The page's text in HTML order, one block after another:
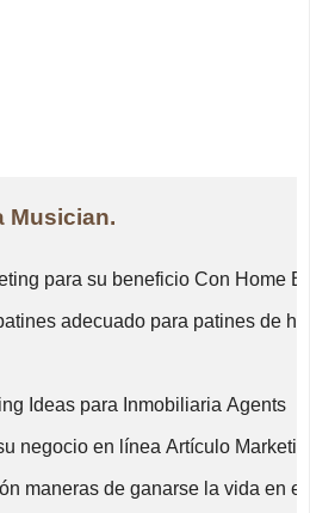
Musician.
para su beneficio Con Home
adecuado para patines de
Ideas para Inmobiliaria Agents
negocio en línea Artículo
maneras de ganarse la vida en